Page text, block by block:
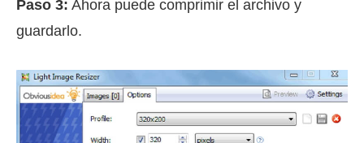
Paso 3: Ahora puede comprimir el archivo y
guardarlo.